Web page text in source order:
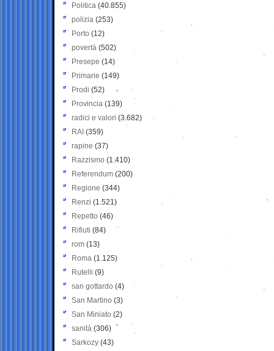
Politica (40.855)
polizia (253)
Porto (12)
povertà (502)
Presepe (14)
Primarie (149)
Prodi (52)
Provincia (139)
radici e valori (3.682)
RAI (359)
rapine (37)
Razzismo (1.410)
Referendum (200)
Regione (344)
Renzi (1.521)
Repetto (46)
Rifiuti (84)
rom (13)
Roma (1.125)
Rutelli (9)
san gottardo (4)
San Martino (3)
San Miniato (2)
sanità (306)
Sarkozy (43)